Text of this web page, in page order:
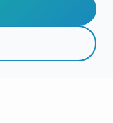
ENLACES SEGUIR